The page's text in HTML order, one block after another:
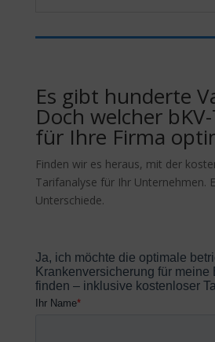
Es gibt hunderte
Doch welcher
für Ihre Firma
Finden wir es heraus, mit der
Tarifanalyse für Ihr Unternehmen.
Unterschiede.